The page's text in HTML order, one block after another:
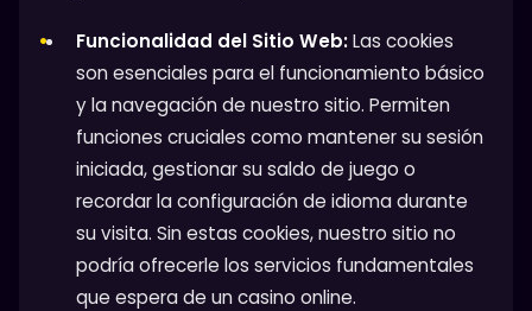
Funcionalidad del Sitio Web:Las cookies
son esenciales para el funcionamiento básico
y la navegación de nuestro sitio. Permiten
funciones cruciales como mantener su sesión
iniciada, gestionar su saldo de juego o
recordar la configuración de idioma durante
su visita. Sin estas cookies, nuestro sitio no
podría ofrecerle los servicios fundamentales
que espera de un casino online.